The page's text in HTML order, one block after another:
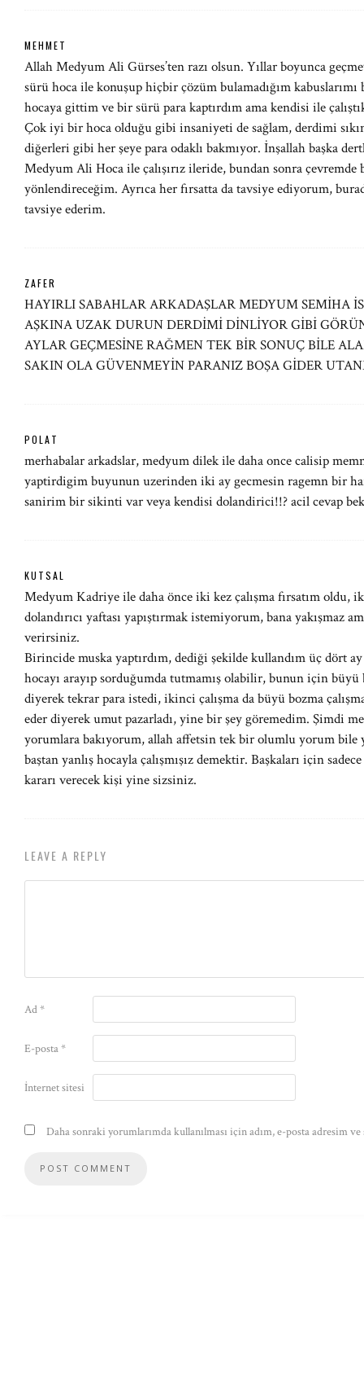
MEHMET
Allah Medyum Ali Gürses’ten razı olsun. Yıllar boyunca
sürü hoca ile konuşup hiçbir çözüm bulamadığım
hocaya gittim ve bir sürü para kaptırdım ama kendisi ile
Çok iyi bir hoca olduğu gibi insaniyeti de sağlam, derdimi
diğerleri gibi her şeye para odaklı bakmıyor. İnşallah başka
Medyum Ali Hoca ile çalışırız ileride, bundan sonra
yönlendireceğim. Ayrıca her fırsatta da tavsiye ediyorum,
tavsiye ederim.
ZAFER
HAYIRLI SABAHLAR ARKADAŞLAR MEDYUM SEMİHA
AŞKINA UZAK DURUN DERDİMİ DİNLİYOR GİBİ
AYLAR GEÇMESİNE RAĞMEN TEK BİR SONUÇ BİLE
SAKIN OLA GÜVENMEYİN PARANIZ BOŞA GİDER
POLAT
merhabalar arkadslar, medyum dilek ile daha once calisip
yaptirdigim buyunun uzerinden iki ay gecmesin ragemn bir
sanirim bir sikinti var veya kendisi dolandirici!!? acil cevap
KUTSAL
Medyum Kadriye ile daha önce iki kez çalışma fırsatım oldu,
dolandırıcı yaftası yapıştırmak istemiyorum, bana yakışmaz
verirsiniz.
Birincide muska yaptırdım, dediği şekilde kullandım üç dört
hocayı arayıp sorduğumda tutmamış olabilir, bunun için büyü
diyerek tekrar para istedi, ikinci çalışma da büyü bozma
eder diyerek umut pazarladı, yine bir şey göremedim. Şimdi
yorumlara bakıyorum, allah affetsin tek bir olumlu yorum bile
baştan yanlış hocayla çalışmışız demektir. Başkaları için
kararı verecek kişi yine sizsiniz.
LEAVE A REPLY
Ad*
E-posta*
İnternet sitesi
Daha sonraki yorumlarımda kullanılması için adım, e-posta adresim